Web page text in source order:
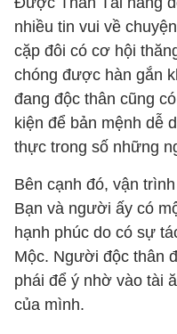
nhiều tin vui về
cặp đôi có cơ hội
chóng được hàn gắn
đang độc thân cũng
kiện để bản mệnh dễ
thực trong số những
Bên cạnh đó, vận
Bạn và người ấy có
hạnh phúc do có sự
Mộc. Người độc thân
phái để ý nhờ vào tài
của mình.